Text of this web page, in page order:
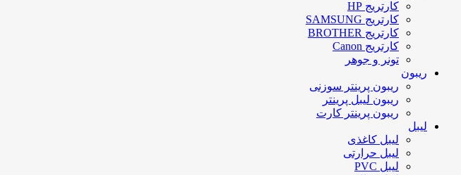
کارتریج HP
کارتریج SAMSUNG
کارتریج BROTHER
کارتریج Canon
تونر و جوهر
ریبون
ریبون پرینتر سوزنی
ریبون لیبل پرینتر
ریبون پرینتر کارت
لیبل
لیبل کاغذی
لیبل حرارتی
لیبل PVC